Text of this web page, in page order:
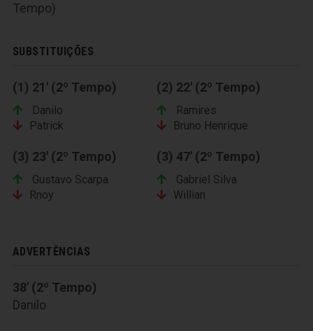
Tempo)
SUBSTITUIÇÕES
(1) 21' (2º Tempo)
Danilo
Patrick
(2) 22' (2º Tempo)
Ramires
Bruno Henrique
(3) 23' (2º Tempo)
Gustavo Scarpa
Rnoy
(3) 47' (2º Tempo)
Gabriel Silva
Willian
ADVERTÊNCIAS
38' (2º Tempo)
Danilo